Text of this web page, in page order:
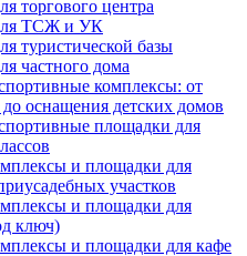
торгового центра
ТСЖ и УК
туристической базы
частного дома
комплексы: от
оснащения детских домов
площадки для
и площадки для
участков
и площадки для
ключ)
и площадки для кафе